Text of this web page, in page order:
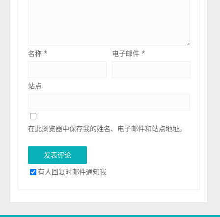
名称* 电子邮件*
站点
在此浏览器中保存我的姓名、电子邮件和站点地址。
有人回复时邮件通知我